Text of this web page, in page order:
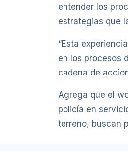
entender los
estrategias que
“Esta
en los procesos
cadena de
Agrega que el
policía en
terreno, buscan